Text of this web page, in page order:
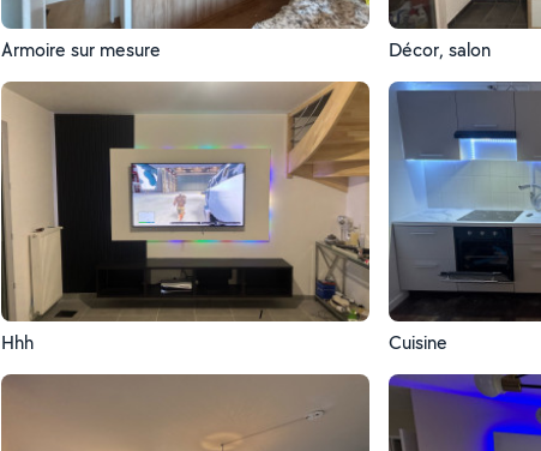
Armoire sur mesure Décor, salon
Hhh Cuisine